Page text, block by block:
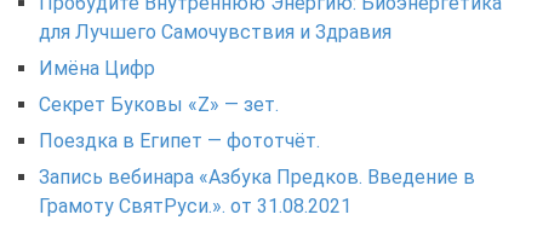
для Лучшего Самочувствия и Здравия
Имёна Цифр
Секрет Буковы «Z» — зет.
Поездка в Египет — фототчёт.
Запись вебинара «Азбука Предков. Введение в
Грамоту СвятРуси.». от 31.08.2021